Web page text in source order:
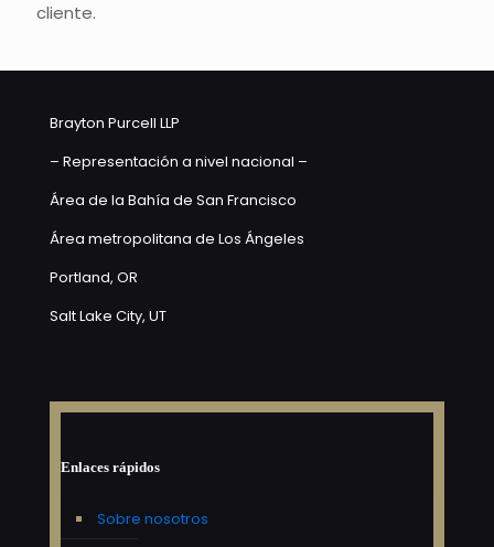
cliente.
Brayton Purcell LLP
– Representación a nivel nacional –
Área de la Bahía de San Francisco
Área metropolitana de Los Ángeles
Portland, OR
Salt Lake City, UT
Enlaces rápidos
Sobre nosotros